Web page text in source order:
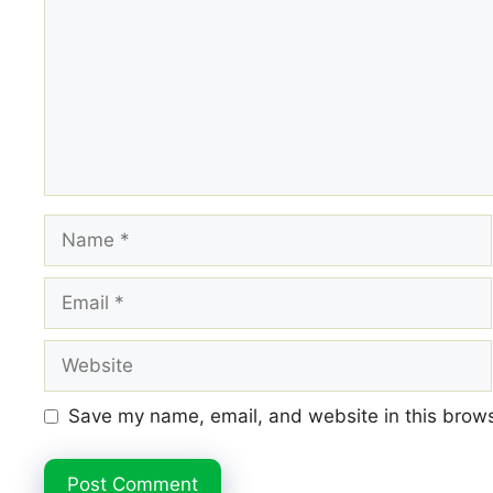
Name
Email
Website
Save my name, email, and website in this